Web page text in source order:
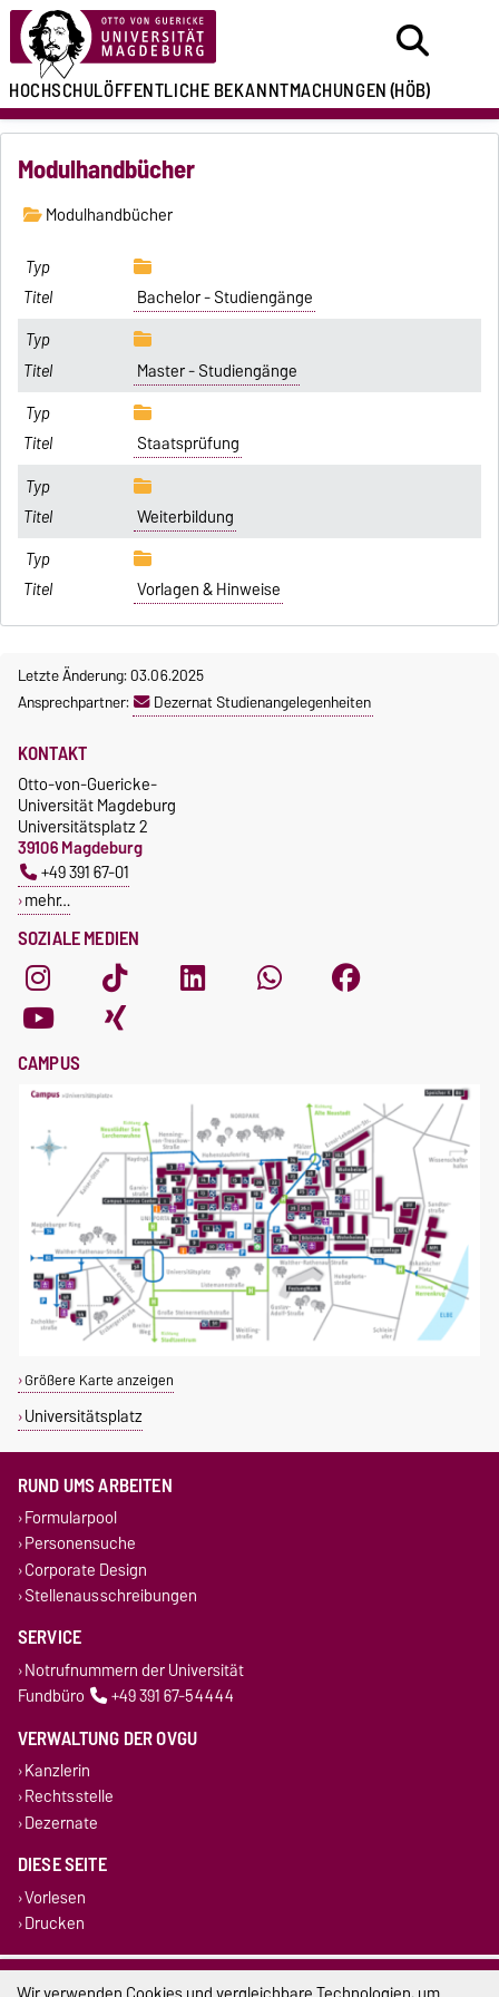
HOCHSCHULÖFFENTLICHEBEKANNTMACHUNGEN(HÖB)
Modulhandbücher
Modulhandbücher
Bachelor - Studiengänge
Master - Studiengänge
Staatsprüfung
Weiterbildung
Vorlagen & Hinweise
Letzte Änderung: 03.06.2025
Ansprechpartner:
Dezernat Studienangelegenheiten
SOZIALE MEDIEN
KONTAKT
Otto-von-Guericke-
Universität Magdeburg
Universitätsplatz 2
39106 Magdeburg
+49 391 67-01
mehr…
CAMPUS
Größere Karte anzeigen
Universitätsplatz
RUND UMS ARBEITEN
Formularpool
Personensuche
Corporate Design
Stellenausschreibungen
SERVICE
Notrufnummern der Universität
Fundbüro
+49 391 67-54444
VERWALTUNG DER OVGU
Kanzlerin
Rechtsstelle
Dezernate
DIESE SEITE
Vorlesen
Drucken
Impressum